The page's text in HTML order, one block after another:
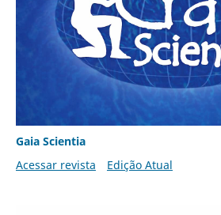
Gaia Scientia
Acessar revista
Edição Atual